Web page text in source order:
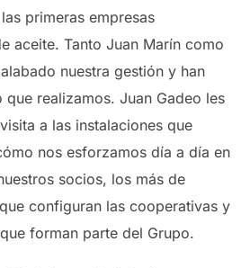
primeras empresas
aceite. Tanto Juan Marín como
nuestra gestión y han
realizamos. Juan Gadeo les
a las instalaciones que
nos esforzamos día a día en
socios, los más de
configuran las cooperativas y
forman parte del Grupo.